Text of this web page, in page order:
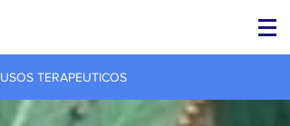
USOS TERAPEUTICOS